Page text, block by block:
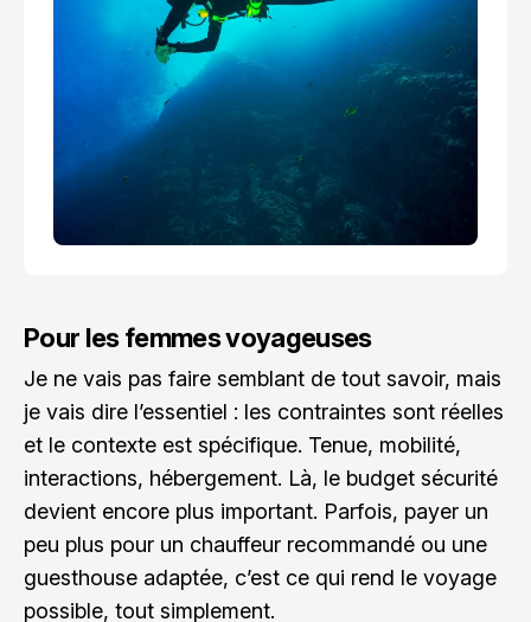
Pour les femmes voyageuses
Je ne vais pas faire semblant de tout savoir, mais
je vais dire l’essentiel : les contraintes sont réelles
et le contexte est spécifique. Tenue, mobilité,
interactions, hébergement. Là, le budget sécurité
devient encore plus important. Parfois, payer un
peu plus pour un chauffeur recommandé ou une
guesthouse adaptée, c’est ce qui rend le voyage
possible, tout simplement.